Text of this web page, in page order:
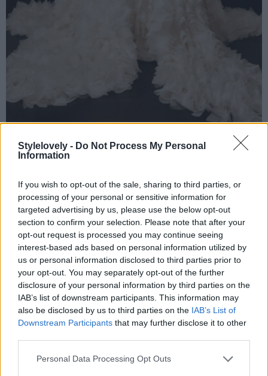
Stylelovely - Do Not Process My Personal
Information
If you wish to opt-out of the sale, sharing to third parties, or
processing of your personal or sensitive information for
targeted advertising by us, please use the below opt-out
section to confirm your selection. Please note that after your
opt-out request is processed you may continue seeing
interest-based ads based on personal information utilized by
us or personal information disclosed to third parties prior to
your opt-out. You may separately opt-out of the further
disclosure of your personal information by third parties on the
IAB’s list of downstream participants. This information may
also be disclosed by us to third parties on the IAB’s List of
Downstream Participants that may further disclose it to other
Personal Data Processing Opt Outs
Foto: @kyliejenner
Kylie Jenner en la Gala MET
Con esta elección puede que abramos en debate ya que, nos
guste más o menos ellook , tenía un gran significado. Kylie
escogió este diseño de
Off-White para la Gala MET
al difuntoVirgil Abloh, hecho que nos parece de lo más
tierno y original. Sin embargo, en conjunto debemos ser
francas y reconocer que, aunque tenga un punto muy guay,
carece de sentido estético, ¿qué opináis?